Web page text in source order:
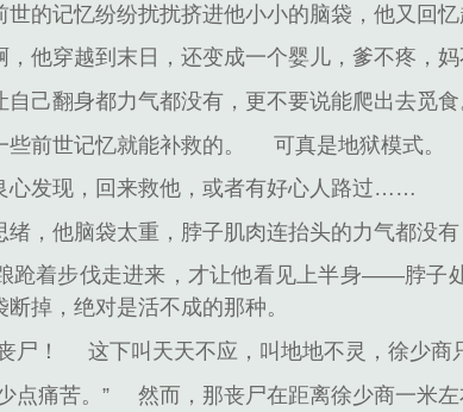
的记忆纷纷扰扰挤进他小小的脑袋，他又回忆
，他穿越到末日，还变成一个婴儿，爹不疼，妈
己翻身都力气都没有，更不要说能爬出去觅食
前世记忆就能补救的。
可真是地狱模式。
心发现，回来救他，或者有好心人路过……
，他脑袋太重，脖子肌肉连抬头的力气都没
跄着步伐走进来，才让他看见上半身——脖子
掉，绝对是活不成的那种。
尸！
这下叫天天不应，叫地地不灵，徐少商
点痛苦。”
然而，那丧尸在距离徐少商一米